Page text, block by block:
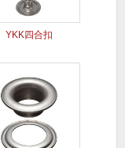
YKK四合扣